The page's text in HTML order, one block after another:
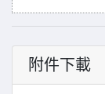
附件下載